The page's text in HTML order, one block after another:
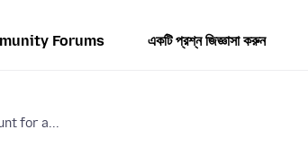
Forums একটি প্রশ্ন জিজ্ঞাসা করুন
for a...